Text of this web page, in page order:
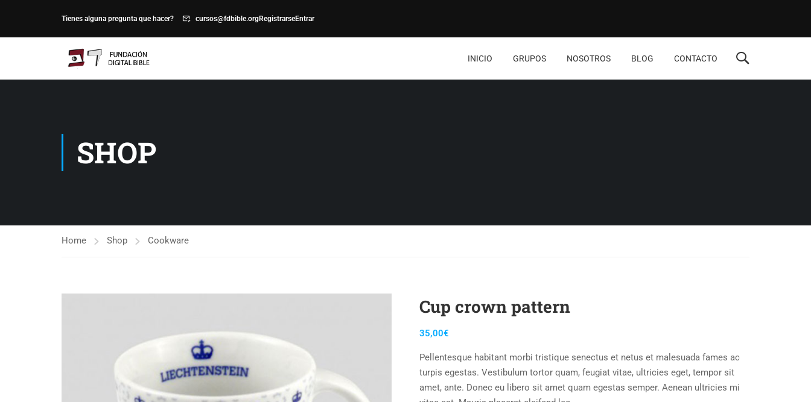
Tienes alguna pregunta que hacer? cursos@fdbible.orgRegistrarseEntrar
INICIO GRUPOS NOSOTROS BLOG CONTACTO
SHOP
Home Shop Cookware
Cup crown pattern
35,00€
Pellentesque habitant morbi tristique senectus et netus et malesuada fames ac
turpis egestas. Vestibulum tortor quam, feugiat vitae, ultricies eget, tempor sit
amet, ante. Donec eu libero sit amet quam egestas semper. Aenean ultricies mi